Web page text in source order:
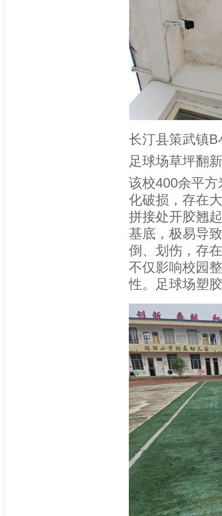
长汀县策武镇B
足球场草坪翻
该校400余平
化破损，存在
拼接处开胶翘
基底，极易导
倒、划伤，存
不仅影响校园
性。足球场塑